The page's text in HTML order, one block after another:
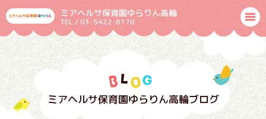
ミアヘルサ保育園ゆらりん高輪
TEL / 03-5422-6170
ミアヘルサ保育園ゆらりん高輪ブログ